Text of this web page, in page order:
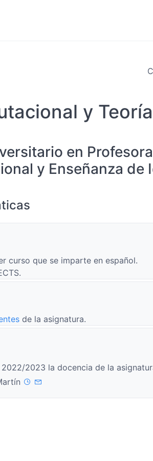
y
en
y Enseñanza
curso que se imparte en español.
de la asignatura.
2023 la docencia de la